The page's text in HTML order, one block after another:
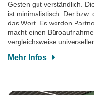
Gesten gut verständlich.
ist minimalistisch. Der
das Wort. Es werden
macht einen
vergleichsweise
Mehr Infos